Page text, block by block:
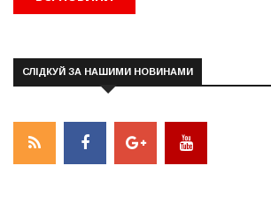
СЛІДКУЙ ЗА НАШИМИ НОВИНАМИ